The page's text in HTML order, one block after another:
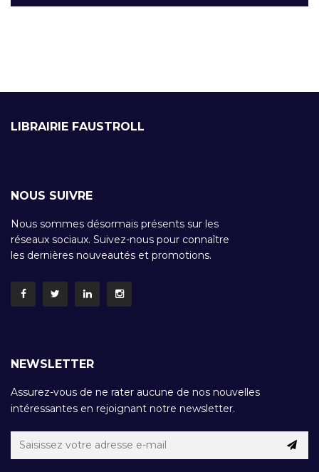
LIBRAIRIE FAUSTROLL
NOUS SUIVRE
Nous sommes désormais présents sur les
réseaux sociaux. Suivez-nous pour connaître
les dernières nouveautés et promotions.
NEWSLETTER
Assurez-vous de ne rater aucune de nos nouvelles
intéressantes en rejoignant notre newsletter.